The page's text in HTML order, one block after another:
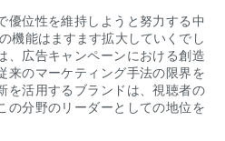
優位性を維持しようと努力する中
機能はますます拡大していくでし
、広告キャンペーンにおける創造
来のマーケティング手法の限界を
を活用するブランドは、視聴者の
の分野のリーダーとしての地位を